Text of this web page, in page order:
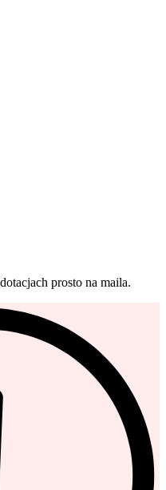
prosto na maila.